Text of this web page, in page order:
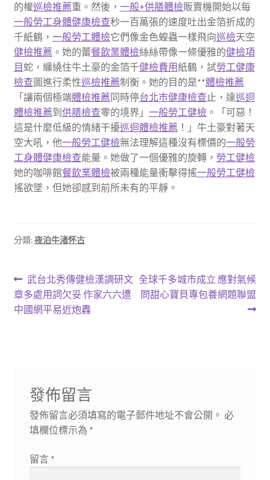
的權巡檢推薦重。然後， 一般+供膳體檢販賣機開始以每
一般勞工身體健康檢查秒一百萬張的速度吐出金箔折成的
千紙鶴， 一般勞工體檢它們像金色蝗蟲一樣飛向巡檢天空
健檢推薦 。她的蕾餐飲業體檢絲絲帶像一條優雅的健檢項
目蛇，纏繞住牛土豪的金箔千健檢費用紙鶴，試勞工健康
檢查圖進行柔性巡檢推薦制衡。她的目的是**體檢推薦
「讓兩個極端體檢推薦同時停台北巿健康檢查止，達巡迴
體檢推薦到 供膳檢查零的境界」 一般勞工健檢。「可惡！
這是什麼低級的情緒干擾巡迴體檢推薦 ！」牛土豪對著天
空大吼，他一般勞工健檢無法理解這種沒有標價的一般勞
工身體健康檢查能量。她做了一個優雅的旋轉， 勞工健檢
她的咖啡館餐飲業體檢被兩種能量衝擊得搖一般勞工健檢
搖欲墜，但她卻感到前所未有的平靜。
分類: 夜泊牛渚怀古
文
章
上
一
篇
武台北秀傳健檢漢調研文
章多處用詞欠妥 作家六六遭
中國網平易近炮轟
下
一
全球千多城市成立 應對氣候
問甜心寶貝專包養網題聯盟
發佈留言
發佈留言必須填寫的電子郵件地址不會公開。 必
填欄位標示為 *
留言 *